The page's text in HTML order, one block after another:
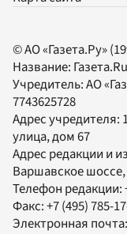
© АО «Газета.Ру»
Название: Газета.Ru
Учредитель:АО
7743625728
Адрес учредителя:
улица, дом 67
Адрес редакции и
Варшавское шоссе,
Телефон редакции:
Факс:+7 (495) 785-
Электронная почта: